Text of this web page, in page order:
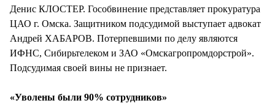
Денис КЛОСТЕР. Гособвинение представляет прокуратура
ЦАО г. Омска. Защитником подсудимой выступает адвокат
Андрей ХАБАРОВ. Потерпевшими по делу являются
ИФНС, Сибирьтелеком и ЗАО «Омскагропромдорстрой».
Подсудимая своей вины не признает.
«Уволены были 90% сотрудников»